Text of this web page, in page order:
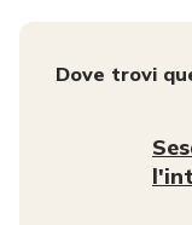
Dove trovi